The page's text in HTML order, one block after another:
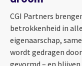
CGI Partners
betrokkenheid in
eigenaarschap,
wordt gedragen
gevormd – en blijven